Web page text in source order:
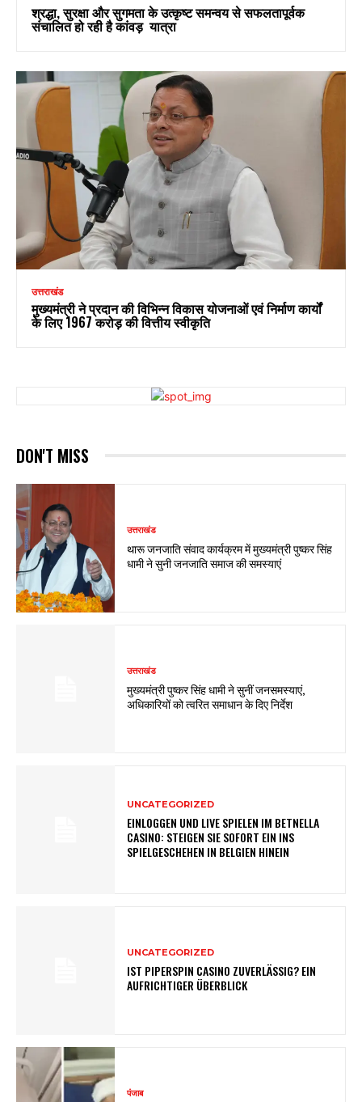
श्रद्धा, सुरक्षा और सुगमता के उत्कृष्ट समन्वय से सफलतापूर्वक
संचालित हो रही है कांवड़ यात्रा
उत्तराखंड
मुख्यमंत्री ने प्रदान की विभिन्न विकास योजनाओं एवं निर्माण कार्यों
के लिए ₹1967 करोड़ की वित्तीय स्वीकृति
DON'T MISS
उत्तराखंड
थारू जनजाति संवाद कार्यक्रम में मुख्यमंत्री पुष्कर सिंह
धामी ने सुनी जनजाति समाज की समस्याएं
उत्तराखंड
मुख्यमंत्री पुष्कर सिंह धामी ने सुनीं जनसमस्याएं,
अधिकारियों को त्वरित समाधान के दिए निर्देश
UNCATEGORIZED
EINLOGGEN UND LIVE SPIELEN IM BETNELLA
CASINO: STEIGEN SIE SOFORT EIN INS
SPIELGESCHEHEN IN BELGIEN HINEIN
UNCATEGORIZED
IST PIPERSPIN CASINO ZUVERLÄSSIG? EIN
AUFRICHTIGER ÜBERBLICK
पंजाब